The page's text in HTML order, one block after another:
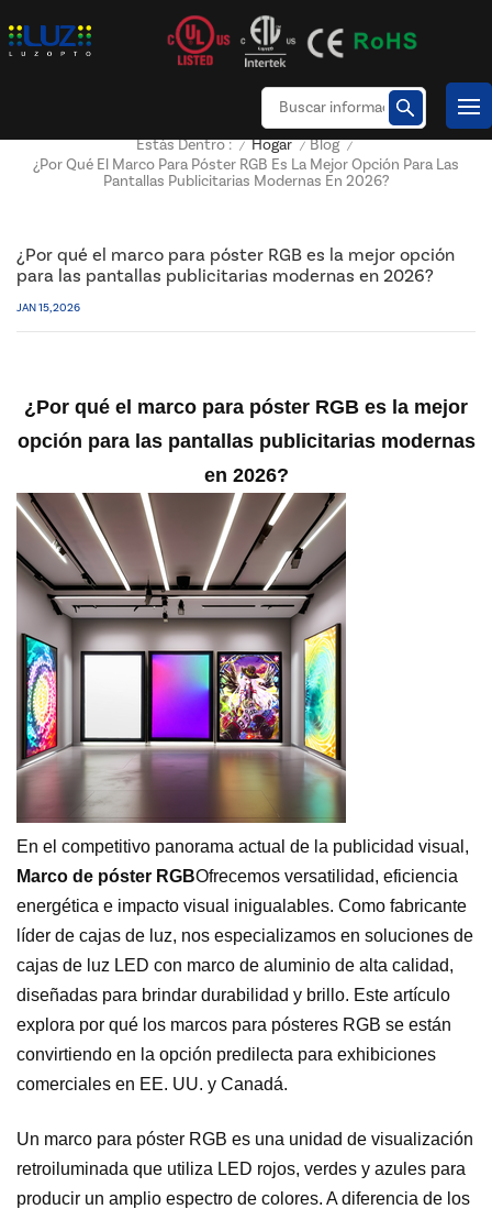
Estás Dentro : / Hogar / Blog /
¿Por Qué El Marco Para Póster RGB Es La Mejor Opción Para Las
Pantallas Publicitarias Modernas En 2026?
¿Por qué el marco para póster RGB es la mejor opción
para las pantallas publicitarias modernas en 2026?
JAN 15, 2026
¿Por qué el marco para póster RGB es la mejor
opción para las pantallas publicitarias modernas
en 2026?
En el competitivo panorama actual de la publicidad visual,
Marco de póster RGBOfrecemos versatilidad, eficiencia
energética e impacto visual inigualables. Como fabricante
líder de cajas de luz, nos especializamos en soluciones de
cajas de luz LED con marco de aluminio de alta calidad,
diseñadas para brindar durabilidad y brillo. Este artículo
explora por qué los marcos para pósteres RGB se están
convirtiendo en la opción predilecta para exhibiciones
comerciales en EE. UU. y Canadá.
Un marco para póster RGB es una unidad de visualización
retroiluminada que utiliza LED rojos, verdes y azules para
producir un amplio espectro de colores. A diferencia de los